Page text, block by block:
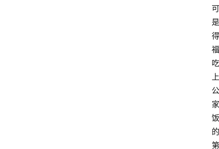
可
是
得
福
吃
上
公
家
饭
的
第